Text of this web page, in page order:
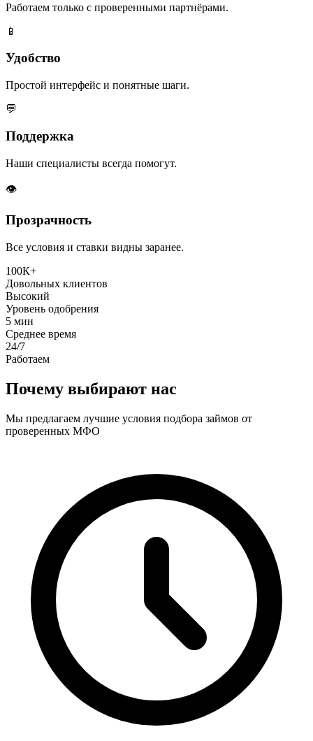
Работаем только с проверенными партнёрами.
📱
Удобство
Простой интерфейс и понятные шаги.
💬
Поддержка
Наши специалисты всегда помогут.
👁️
Прозрачность
Все условия и ставки видны заранее.
100К+
Довольных клиентов
Высокий
Уровень одобрения
5 мин
Среднее время
24/7
Работаем
Почему выбирают нас
Мы предлагаем лучшие условия подбора займов от
проверенных МФО